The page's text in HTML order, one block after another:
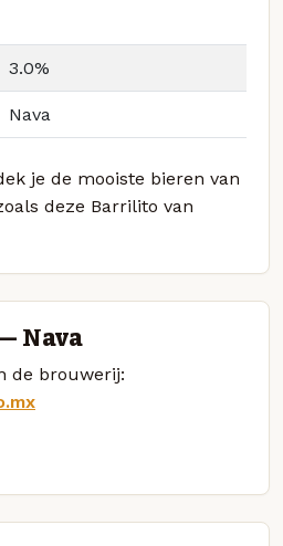
3.0%
Nava
je de mooiste bieren van
deze Barrilito van
Nava
de brouwerij: